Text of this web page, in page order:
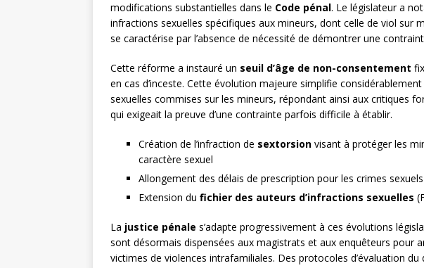
modifications substantielles dans le Code pénal. Le législateur a
infractions sexuelles spécifiques aux mineurs, dont celle de viol sur
se caractérise par l’absence de nécessité de démontrer une
Cette réforme a instauré un seuil d’âge de non-consentement
en cas d’inceste. Cette évolution majeure simplifie
sexuelles commises sur les mineurs, répondant ainsi aux critiques
qui exigeait la preuve d’une contrainte parfois difficile à établir.
Création de l’infraction de sextorsion visant à protéger les
caractère sexuel
Allongement des délais de prescription pour les crimes
Extension du fichier des auteurs d’infractions sexuelles
La justice pénale s’adapte progressivement à ces évolutions
sont désormais dispensées aux magistrats et aux enquêteurs pour
victimes de violences intrafamiliales. Des protocoles d’évaluation